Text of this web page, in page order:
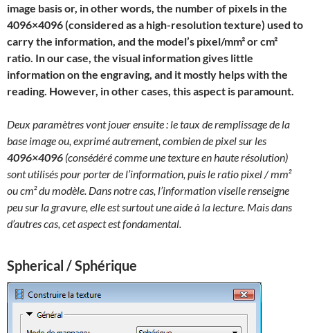
image basis or, in other words, the number of pixels in the
4096×4096 (considered as a high-resolution texture) used to
carry the information, and the model’s pixel/mm² or cm²
ratio. In our case, the visual information gives little
information on the engraving, and it mostly helps with the
reading. However, in other cases, this aspect is paramount.
Deux paramètres vont jouer ensuite : le taux de remplissage de la
base image ou, exprimé autrement, combien de pixel sur les
4096×4096 (consédéré comme une texture en haute résolution)
sont utilisés pour porter de l’information, puis le ratio pixel / mm²
ou cm² du modèle. Dans notre cas, l’information viselle renseigne
peu sur la gravure, elle est surtout une aide à la lecture. Mais dans
d’autres cas, cet aspect est fondamental.
Spherical / Sphérique